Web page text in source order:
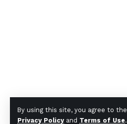
By using this site, you agree to the
Privacy Policy and Terms of Use.